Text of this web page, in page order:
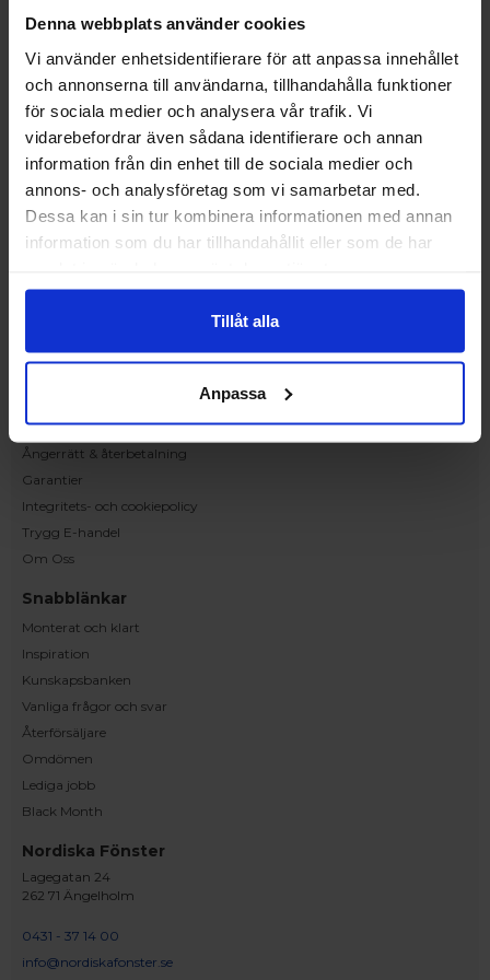
Denna webbplats använder cookies
Vi använder enhetsidentifierare för att anpassa innehållet
och annonserna till användarna, tillhandahålla funktioner
för sociala medier och analysera vår trafik. Vi
vidarebefordrar även sådana identifierare och annan
information från din enhet till de sociala medier och
annons- och analysföretag som vi samarbetar med.
Dessa kan i sin tur kombinera informationen med annan
information som du har tillhandahållit eller som de har
Tillåt alla
Anpassa
hos Victrix inredarna.
Ranhammarsvägen 20E
168 67 Bromma
Kundservice
Kontakta oss
Beställning och offert
Leverans
Reklamation
Monteringsanvisningar
Handla på Nordiska Fönster
Betalnings & leveransvillkor
Ångerrätt & återbetalning
Garantier
Integritets- och cookiepolicy
Trygg E-handel
Om Oss
Snabblänkar
Monterat och klart
Inspiration
Kunskapsbanken
Vanliga frågor och svar
Återförsäljare
Omdömen
Lediga jobb
Black Month
Nordiska Fönster
Lagegatan 24
262 71 Ängelholm
0431 - 37 14 00
info@nordiskafonster.se